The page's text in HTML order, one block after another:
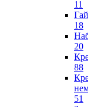
11
18
20
88
51